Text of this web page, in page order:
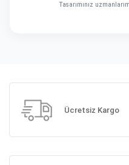
Tasarımınız
Ücretsiz Kargo